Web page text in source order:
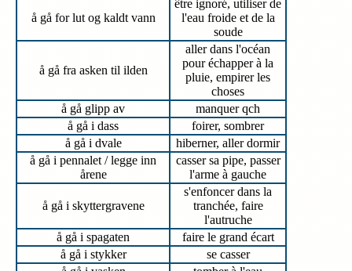
å gå for lut og kaldt vann
être ignoré, utiliser de
l'eau froide et de la
soude
å gå fra asken til ilden
aller dans l'océan
pour échapper à la
pluie, empirer les
choses
å gå glipp av
manquer qch
å gå i dass
foirer, sombrer
å gå i dvale
hiberner, aller dormir
å gå i pennalet / legge inn
årene
casser sa pipe, passer
l'arme à gauche
å gå i skyttergravene
s'enfoncer dans la
tranchée, faire
l'autruche
å gå i spagaten
faire le grand écart
å gå i stykker
se casser